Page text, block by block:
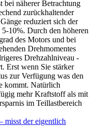
bei näherer Betrachtung
zurückhaltender
reduziert sich der
10%. Durch den höheren
des Motors und bei
Drehmomentes
Drehzahlniveau -
Erst wenn Sie stärker
zur Verfügung was den
kommt. Natürlich
mehr Kraftstoff als mit
im Teillastbereich
misst der eigentlich